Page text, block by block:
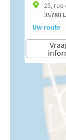
25, rue
35780
Uw route